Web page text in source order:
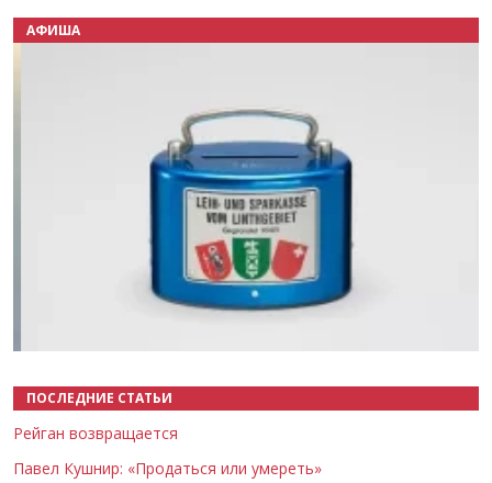
АФИША
ПОСЛЕДНИЕ СТАТЬИ
Рейган возвращается
Павел Кушнир: «Продаться или умереть»